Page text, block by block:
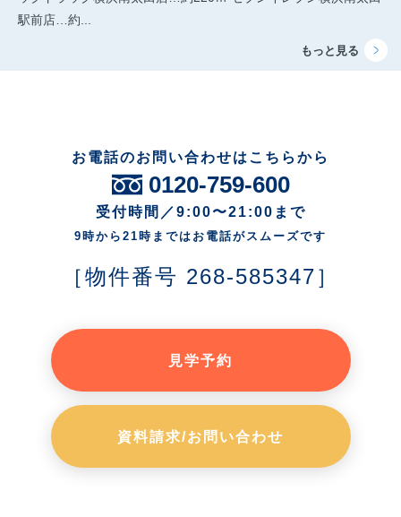
駅前店…約...
お電話のお問い合わせはこちらから
0120-759-600
受付時間／9:00〜21:00まで
9時から21時まではお電話がスムーズです
［物件番号 268-585347］
見学予約
資料請求/お問い合わせ